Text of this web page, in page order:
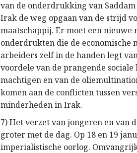
van de onderdrukking van
Irak de weg opgaan van de strijd
maatschappij. Er moet een
onderdrukten die de economische
arbeiders zelf in de handen legt
voordele van de prangende
machtigen en van de
komen aan de conflicten tussen
minderheden in Irak.
7) Het verzet van jongeren en
groter met de dag. Op 18 en 19
imperialistische oorlog.